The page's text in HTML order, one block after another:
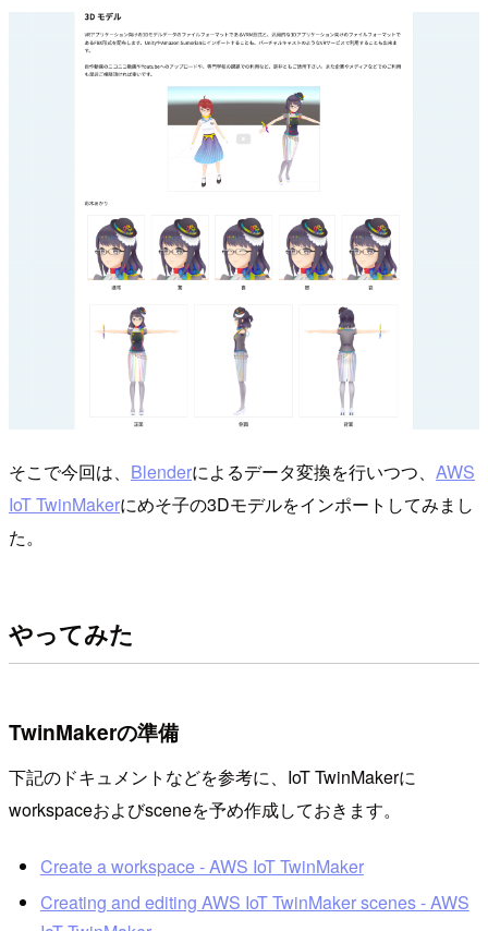
そこで今回は、 Blenderによるデータ変換を行いつつ、 AWS
IoT TwinMakerにめそ子の3Dモデルをインポートしてみまし
た。
やってみた
TwinMakerの準備
下記のドキュメントなどを参考に、IoT TwinMakerに
workspaceおよびsceneを予め作成しておきます。
Create a workspace - AWS IoT TwinMaker
Creating and editing AWS IoT TwinMaker scenes - AWS